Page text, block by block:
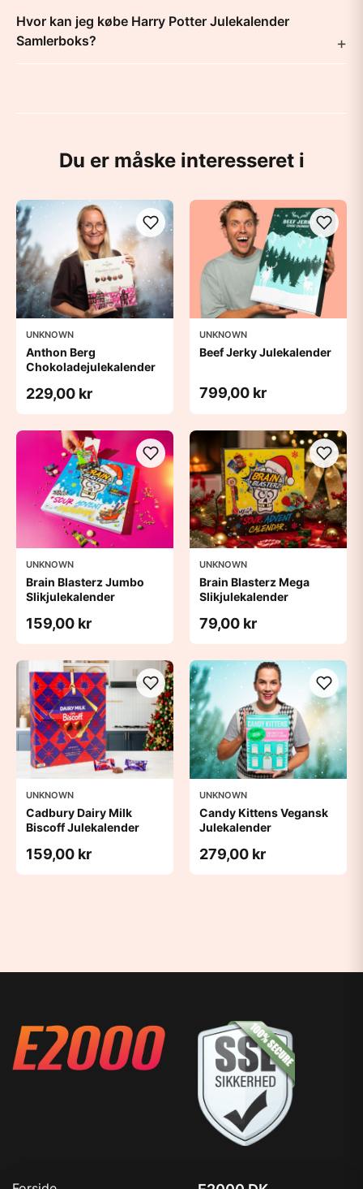
Hvor kan jeg købe Harry Potter Julekalender
Samlerboks?
Du er måske interesseret i
UNKNOWN
Anthon Berg
Chokoladejulekalender
229,00 kr
UNKNOWN
Beef Jerky Julekalender
799,00 kr
UNKNOWN
Brain Blasterz Jumbo
Slikjulekalender
159,00 kr
UNKNOWN
Brain Blasterz Mega
Slikjulekalender
79,00 kr
UNKNOWN
Cadbury Dairy Milk
Biscoff Julekalender
159,00 kr
UNKNOWN
Candy Kittens Vegansk
Julekalender
279,00 kr